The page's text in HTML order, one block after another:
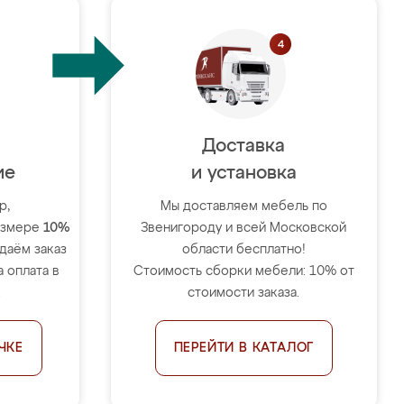
10%
заказ
оплата в
Доставка
и установка
Мы доставляем мебель по
Звенигороду и всей Московской
области бесплатно!
Стоимость сборки мебели: 10% от
стоимости заказа.
ПЕРЕЙТИ В КАТАЛОГ